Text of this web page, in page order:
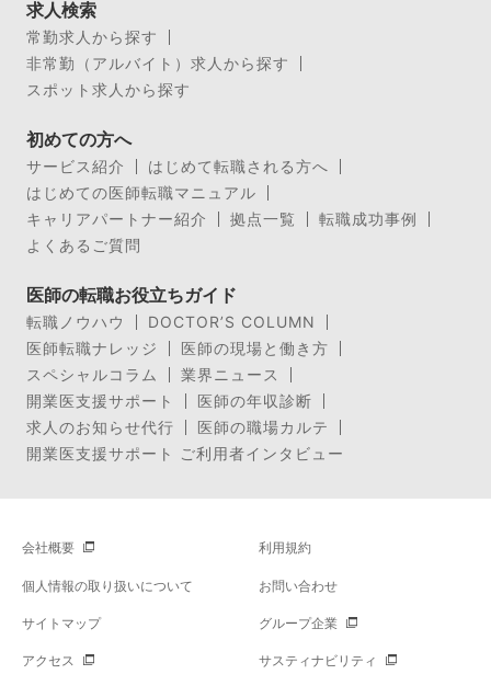
求人検索
常勤求人から探す
非常勤（アルバイト）求人から探す
スポット求人から探す
初めての方へ
サービス紹介
はじめて転職される方へ
はじめての医師転職マニュアル
キャリアパートナー紹介
拠点一覧
転職成功事例
よくあるご質問
医師の転職お役立ちガイド
転職ノウハウ
DOCTOR’S COLUMN
医師転職ナレッジ
医師の現場と働き方
スペシャルコラム
業界ニュース
開業医支援サポート
医師の年収診断
求人のお知らせ代行
医師の職場カルテ
開業医支援サポート ご利用者インタビュー
会社概要 利用規約
個人情報の取り扱いについて お問い合わせ
サイトマップ グループ企業
アクセス サスティナビリティ